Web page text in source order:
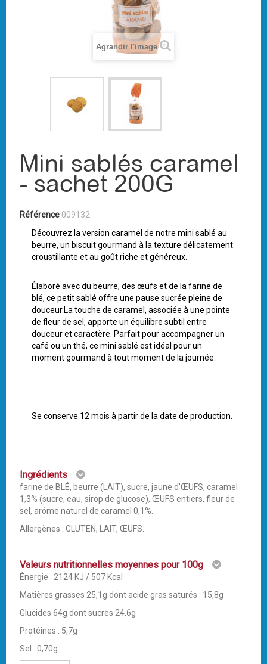
Agrandir l'image
Mini sablés caramel
- sachet 200G
Référence 009132
Découvrez la version caramel de notre mini sablé au
beurre, un biscuit gourmand à la texture délicatement
croustillante et au goût riche et généreux.
Élaboré avec du beurre, des œufs et de la farine de
blé, ce petit sablé offre une pause sucrée pleine de
douceur.La touche de caramel, associée à une pointe
de fleur de sel, apporte un équilibre subtil entre
douceur et caractère. Parfait pour accompagner un
café ou un thé, ce mini sablé est idéal pour un
moment gourmand à tout moment de la journée.
Se conserve 12 mois à partir de la date de production.
Ingrédients
farine de BLÉ, beurre (LAIT), sucre, jaune d’ŒUFS, caramel
1,3% (sucre, eau, sirop de glucose), ŒUFS entiers, fleur de
sel, arôme naturel de caramel 0,1%.
Allergènes : GLUTEN, LAIT, ŒUFS.
Valeurs nutritionnelles moyennes pour 100g
Énergie : 2124 KJ / 507 Kcal
Matières grasses 25,1g dont acide gras saturés : 15,8g
Glucides 64g dont sucres 24,6g
Protéines : 5,7g
Sel : 0,70g